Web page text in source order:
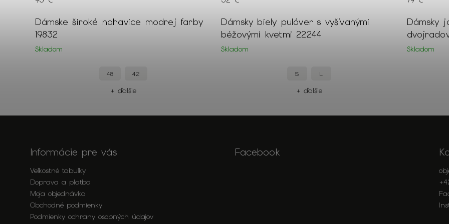
Dámske široké nohavice modrej farby
19832
Skladom
48 42
+ ďalšie
Dámsky biely pulóver s vyšívanými
béžovými kvetmi 22244
Skladom
S L
+ ďalšie
Dámsky
Skladom
Informácie pre vás
Veľkostné tabuľky
Doprava a platba
Moja objednávka
Obchodné podmienky
Podmienky ochrany osobných údajov
Facebook